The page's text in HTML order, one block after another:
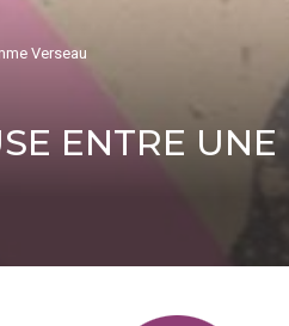
Verseau
ENTRE